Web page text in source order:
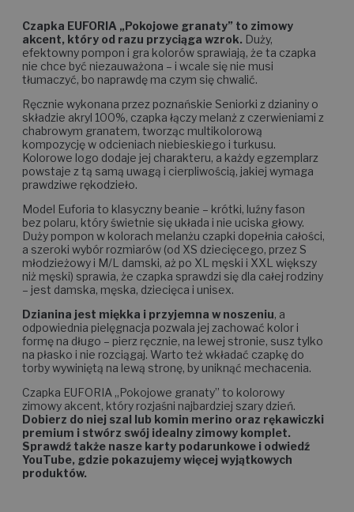
Czapka EUFORIA „Pokojowe granaty” to zimowy
akcent, który od razu przyciąga wzrok. Duży,
efektowny pompon i gra kolorów sprawiają, że ta czapka
nie chce być niezauważona – i wcale się nie musi
tłumaczyć, bo naprawdę ma czym się chwalić.
Ręcznie wykonana przez poznańskie Seniorki z dzianiny o
składzie akryl 100%, czapka łączy melanż z czerwieniami z
chabrowym granatem, tworząc multikolorową
kompozycję w odcieniach niebieskiego i turkusu.
Kolorowe logo dodaje jej charakteru, a każdy egzemplarz
powstaje z tą samą uwagą i cierpliwością, jakiej wymaga
prawdziwe rękodzieło.
Model Euforia to klasyczny beanie – krótki, luźny fason
bez polaru, który świetnie się układa i nie uciska głowy.
Duży pompon w kolorach melanżu czapki dopełnia całości,
a szeroki wybór rozmiarów (od XS dziecięcego, przez S
młodzieżowy i M/L damski, aż po XL męski i XXL większy
niż męski) sprawia, że czapka sprawdzi się dla całej rodziny
– jest damska, męska, dziecięca i unisex.
Dzianina jest miękka i przyjemna w noszeniu, a
odpowiednia pielęgnacja pozwala jej zachować kolor i
formę na długo – pierz ręcznie, na lewej stronie, susz tylko
na płasko i nie rozciągaj. Warto też wkładać czapkę do
torby wywiniętą na lewą stronę, by uniknąć mechacenia.
Czapka EUFORIA „Pokojowe granaty” to kolorowy
zimowy akcent, który rozjaśni najbardziej szary dzień.
Dobierz do niej szal lub komin merino oraz rękawiczki
premium i stwórz swój idealny zimowy komplet.
Sprawdź także nasze karty podarunkowe i odwiedź
YouTube, gdzie pokazujemy więcej wyjątkowych
produktów.